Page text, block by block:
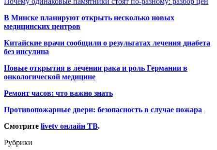
В Минске планируют открыть несколько новых
медицинских центров
Китайские врачи сообщили о результатах лечения диабета
без инсулина
Новые открытия в лечении рака и роль Германии в
онкологической медицине
Ремонт часов: что важно знать
Противопожарные двери: безопасность в случае пожара
Смотрите livetv онлайн ТВ.
Рубрики